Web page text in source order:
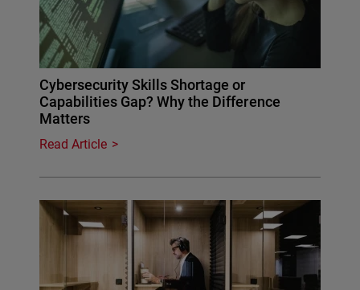
Cybersecurity Skills Shortage or
Capabilities Gap? Why the Difference
Matters
Read Article